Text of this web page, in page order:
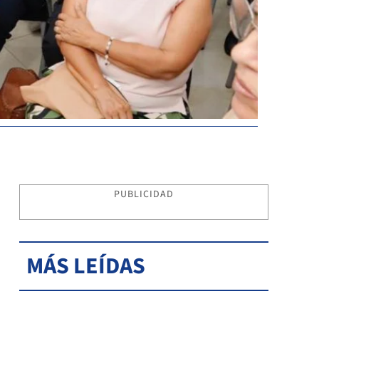
PUBLICIDAD
MÁS LEÍDAS